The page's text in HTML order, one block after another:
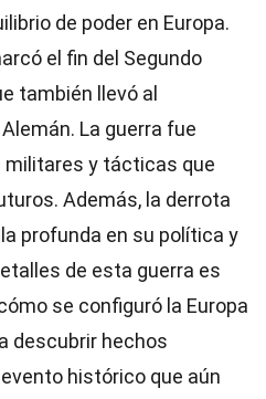
de poder en Europa.
el fin del Segundo
también llevó al
La guerra fue
y tácticas que
Además, la derrota
profunda en su política y
de esta guerra es
se configuró la Europa
descubrir hechos
histórico que aún